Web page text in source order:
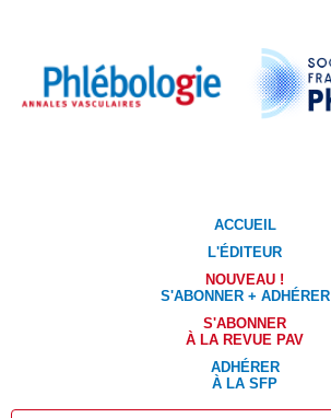
ACCUEIL
L'ÉDITEUR
NOUVEAU !
S'ABONNER + ADHÉRER
S'ABONNER
À LA REVUE PAV
ADHÉRER
À LA SFP